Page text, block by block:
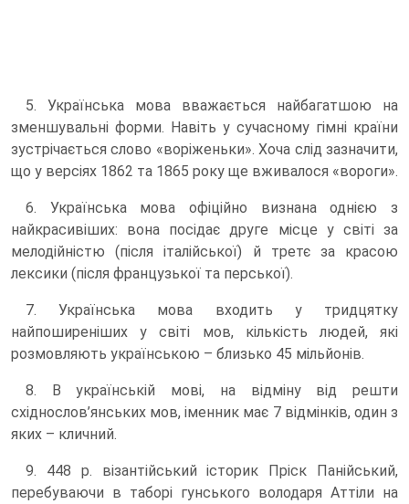
5. Українська мова вважається найбагатшою на
зменшувальні форми. Навіть у сучасному гімні країни
зустрічається слово «воріженьки». Хоча слід зазначити,
що у версіях 1862 та 1865 року ще вживалося «вороги».
6. Українська мова офіційно визнана однією з
найкрасивіших: вона посідає друге місце у світі за
мелодійністю (після італійської) й третє за красою
лексики (після французької та перської).
7. Українська мова входить у тридцятку
найпоширеніших у світі мов, кількість людей, які
розмовляють українською – близько 45 мільйонів.
8. В українській мові, на відміну від решти
східнослов’янських мов, іменник має 7 відмінків, один з
яких – кличний.
9. 448 р. візантійський історик Пріск Панійський,
перебуваючи в таборі гунського володаря Аттіли на